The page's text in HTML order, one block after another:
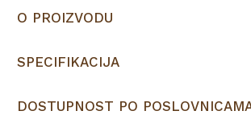
O PROIZVODU
SPECIFIKACIJA
DOSTUPNOST PO